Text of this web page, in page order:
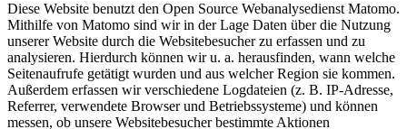
Diese Website benutzt den Open Source Webanalysedienst Matomo.
Mithilfe von Matomo sind wir in der Lage Daten über die Nutzung
unserer Website durch die Websitebesucher zu erfassen und zu
analysieren. Hierdurch können wir u. a. herausfinden, wann welche
Seitenaufrufe getätigt wurden und aus welcher Region sie kommen.
Außerdem erfassen wir verschiedene Logdateien (z. B. IP-Adresse,
Referrer, verwendete Browser und Betriebssysteme) und können
messen, ob unsere Websitebesucher bestimmte Aktionen